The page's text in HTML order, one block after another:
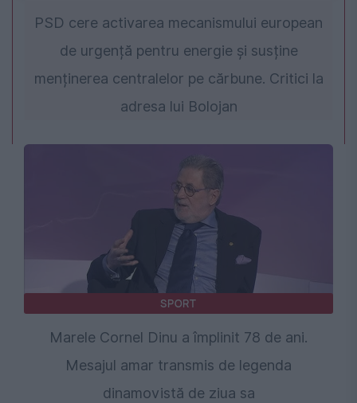
PSD cere activarea mecanismului european
de urgență pentru energie și susține
menținerea centralelor pe cărbune. Critici la
adresa lui Bolojan
SPORT
Marele Cornel Dinu a împlinit 78 de ani.
Mesajul amar transmis de legenda
dinamovistă de ziua sa